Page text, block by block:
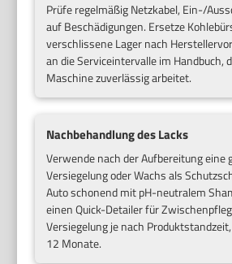
Prüfe regelmäßig Netzkabel, Ein-/
auf Beschädigungen. Ersetze
verschlissene Lager nach
an die Serviceintervalle im Handbuch,
Maschine zuverlässig arbeitet.
Nachbehandlung des Lacks
Verwende nach der Aufbereitung eine
Versiegelung oder Wachs als
Auto schonend mit pH-neutralem
einen Quick-Detailer für
Versiegelung je nach
12 Monate.